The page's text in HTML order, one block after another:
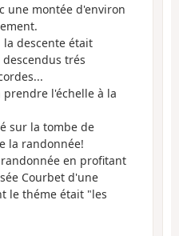
une montée d'environ
descente était
trés
prendre l'échelle à la
sur la tombe de
la randonnée!
en profitant
Courbet d'une
le théme était "les